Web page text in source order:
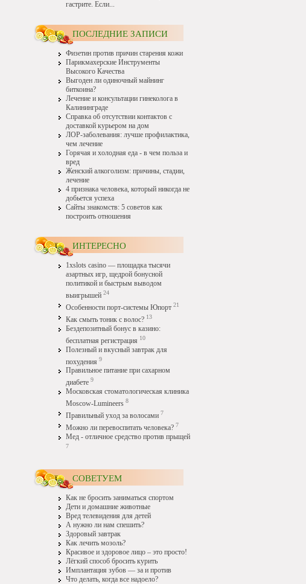
гастрите. Если...
ПОСЛЕДНИЕ ЗАПИСИ
Физетин против причин старения кожи
Парикмахерские Инструменты
Высокого Качества
Выгоден ли одиночный майнинг
биткоина?
Лечение и консультации гинеколога в
Калининграде
Справка об отсутствии контактов с
доставкой курьером на дом
ЛОР-заболевания: лучше профилактика,
чем лечение
Горячая и холодная еда - в чем польза и
вред
Женский алкоголизм: причины, стадии,
лечение
4 признака человека, который никогда не
добьется успеха
Сайты знакомств: 5 советов как
построить отношения
ИНТЕРЕСНО
1xslots casino — площадка тысячи
азартных игр, щедрой бонусной
политикой и быстрым выводом
выигрышей 24
Особенности порт-системы Юпорт 21
Как смыть тоник с волос? 13
Бездепозитный бонус в казино:
бесплатная регистрация 10
Полезный и вкусный завтрак для
похудения 9
Правильное питание при сахарном
диабете 9
Московская стоматологическая клиника
Moscow-Lumineers 8
Правильный уход за волосами 7
Можно ли перевоспитать человека? 7
Мед - отличное средство против прыщей
7
СОВЕТУЕМ
Как не бросить заниматься спортом
Дети и домашние животные
Вред телевидения для детей
А нужно ли нам спешить?
Здоровый завтрак
Как лечить мозоль?
Красивое и здоровое лицо – это просто!
Лёгкий способ бросить курить
Имплантация зубов — за и против
Что делать, когда все надоело?